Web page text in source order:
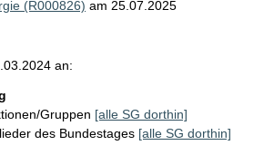
(R000826) am 25.07.2025
an:
Gruppen [alle SG dorthin]
des Bundestages [alle SG dorthin]